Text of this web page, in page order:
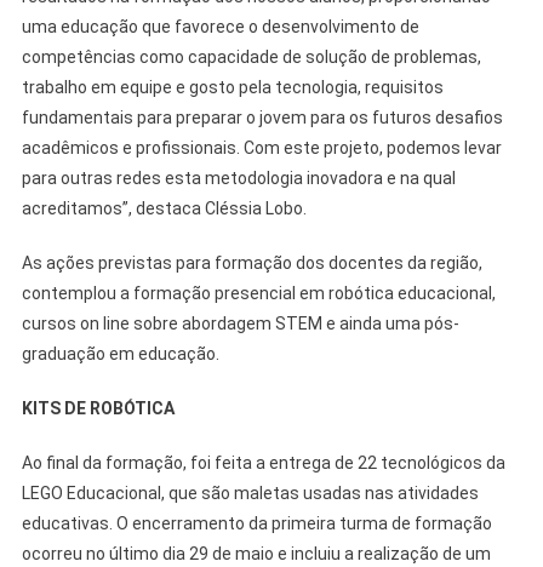
uma educação que favorece o desenvolvimento de
competências como capacidade de solução de problemas,
trabalho em equipe e gosto pela tecnologia, requisitos
fundamentais para preparar o jovem para os futuros desafios
acadêmicos e profissionais. Com este projeto, podemos levar
para outras redes esta metodologia inovadora e na qual
acreditamos”, destaca Cléssia Lobo.
As ações previstas para formação dos docentes da região,
contemplou a formação presencial em robótica educacional,
cursos on line sobre abordagem STEM e ainda uma pós-
graduação em educação.
KITS DE ROBÓTICA
Ao final da formação, foi feita a entrega de 22 tecnológicos da
LEGO Educacional, que são maletas usadas nas atividades
educativas. O encerramento da primeira turma de formação
ocorreu no último dia 29 de maio e incluiu a realização de um